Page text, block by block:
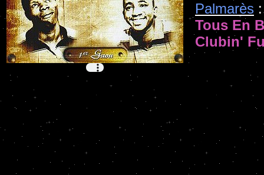
Palmarès :
Tous En
Clubin'